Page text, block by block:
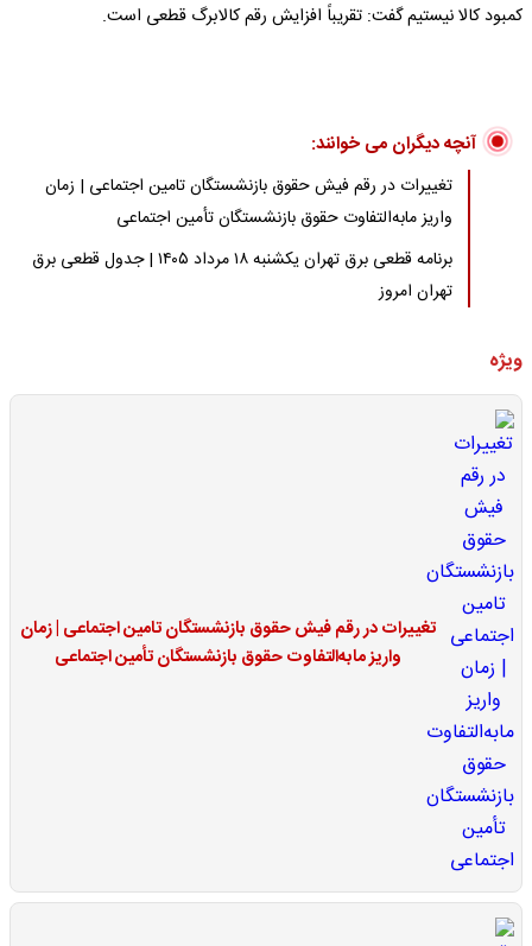
کمبود کالا نیستیم گفت: تقریباً افزایش رقم کالابرگ قطعی است.
آنچه دیگران می خوانند:
تغییرات در رقم فیش حقوق بازنشستگان تامین اجتماعی | زمان
واریز مابه‌التفاوت حقوق بازنشستگان تأمین اجتماعی
برنامه قطعی برق تهران یکشنبه ۱۸ مرداد ۱۴۰۵ | جدول قطعی برق
تهران امروز
ویژه
تغییرات در رقم فیش حقوق بازنشستگان تامین اجتماعی | زمان
واریز مابه‌التفاوت حقوق بازنشستگان تأمین اجتماعی